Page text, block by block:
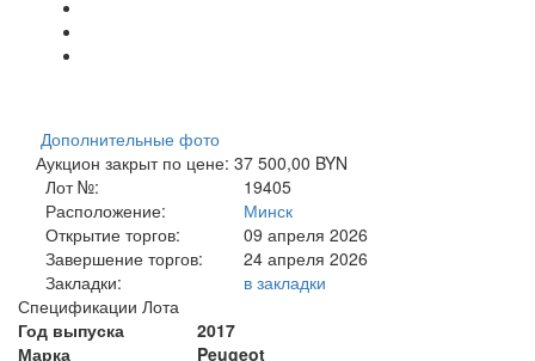
Дополнительные фото
Аукцион закрыт по цене: 37 500,00 BYN
Лот №:
19405
Расположение:
Минск
Открытие торгов:
09 апреля 2026
Завершение торгов:
24 апреля 2026
Закладки:
в закладки
Спецификации Лота
Год выпуска
2017
Марка
Peugeot